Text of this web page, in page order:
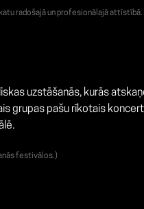
radošajā un profesionālajā
uzstāšanās, kurās
grupas pašu rīkotais
festivālos.)